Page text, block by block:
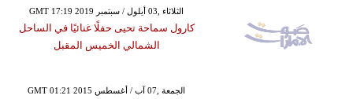
GMT 17:19 2019 الثلاثاء ,03 أيلول / سبتمبر
كارول سماحة تحيى حفلًا غنائيًا في الساحل
الشمالي الخميس المقبل
GMT 01:21 2015 الجمعة ,07 آب / أغسطس